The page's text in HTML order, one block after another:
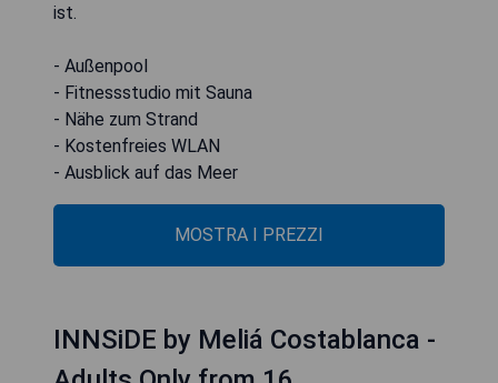
ist.
- Außenpool
- Fitnessstudio mit Sauna
- Nähe zum Strand
- Kostenfreies WLAN
- Ausblick auf das Meer
MOSTRA I PREZZI
INNSiDE by Meliá Costablanca -